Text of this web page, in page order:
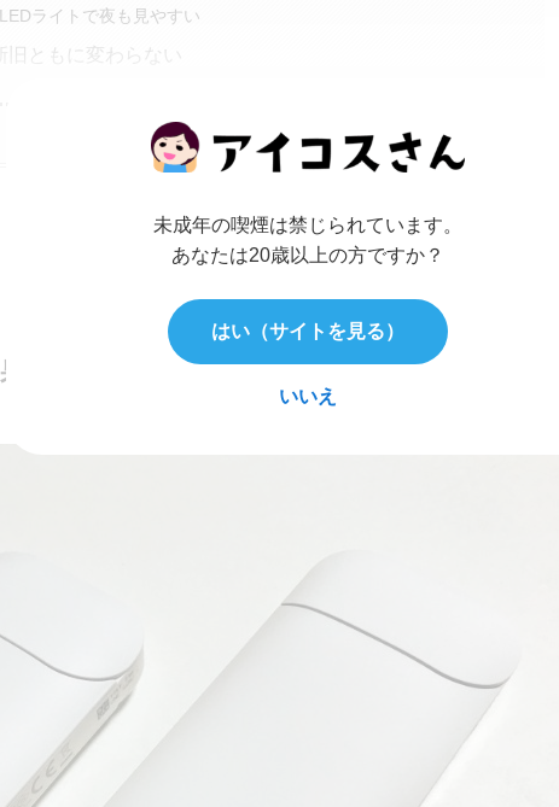
ライトで夜も見やすい
ともに変わらない
たして何が違う？
未成年の喫煙は禁じられています。
あなたは20歳以上の方ですか？
はい（サイトを見る）
いいえ